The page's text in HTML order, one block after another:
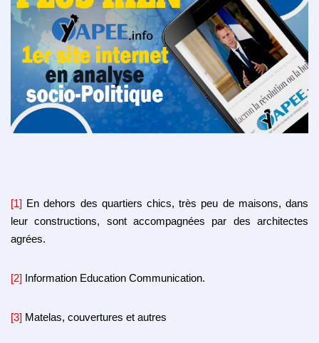
[1] En dehors des quartiers chics, très peu de maisons, dans
leur constructions, sont accompagnées par des architectes
agrées.
[2] Information Education Communication.
[3] Matelas, couvertures et autres